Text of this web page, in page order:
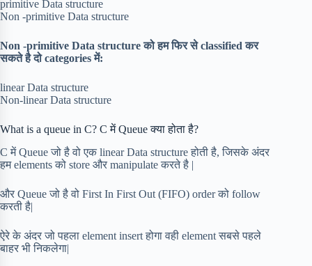
primitive Data structure
Non -primitive Data structure
Non -primitive Data structure को हम फिर से classified कर
सकते है दो categories में:
linear Data structure
Non-linear Data structure
What is a queue in C? C में Queue क्या होता है?
C में Queue जो है वो एक linear Data structure होती है, जिसके अंदर
हम elements को store और manipulate करते है |
और Queue जो है वो First In First Out (FIFO) order को follow
करती है|
ऐरे के अंदर जो पहला element insert होगा वही element सबसे पहले
बाहर भी निकलेगा|